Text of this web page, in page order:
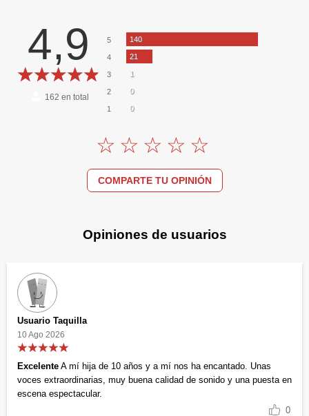
4,9
162 en total
5 140
4 21
3 1
2 0
1 0
COMPARTE TU OPINIÓN
Opiniones de usuarios
Usuario Taquilla
10 Ago 2026
Excelente A mí hija de 10 años y a mí nos ha encantado. Unas
voces extraordinarias, muy buena calidad de sonido y una puesta en
escena espectacular.
0